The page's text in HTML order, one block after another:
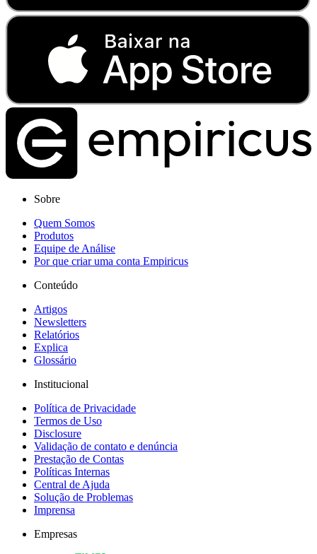
Sobre
Quem Somos
Produtos
Equipe de Análise
Por que criar uma conta Empiricus
Conteúdo
Artigos
Newsletters
Relatórios
Explica
Glossário
Institucional
Política de Privacidade
Termos de Uso
Disclosure
Validação de contato e denúncia
Prestação de Contas
Políticas Internas
Central de Ajuda
Solução de Problemas
Imprensa
Empresas